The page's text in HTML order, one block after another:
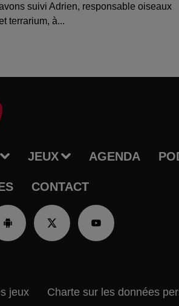
suivi Adrien, responsable oiseaux
terrarium, à...
JEUX AGENDA
CONTACT
jeux Charte sur les données